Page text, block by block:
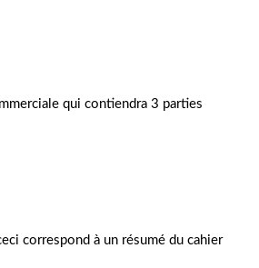
qui contiendra 3 parties
correspond à un résumé du cahier